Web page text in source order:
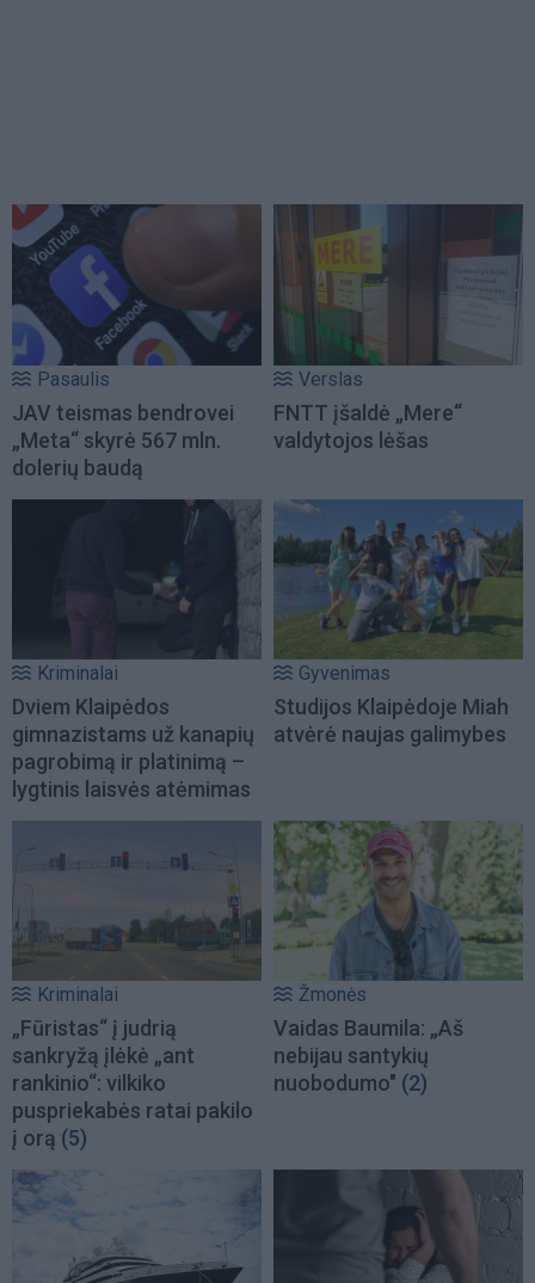
Pasaulis
JAV teismas bendrovei
„Meta“ skyrė 567 mln.
dolerių baudą
Verslas
FNTT įšaldė „Mere“
valdytojos lėšas
Kriminalai
Dviem Klaipėdos
gimnazistams už kanapių
pagrobimą ir platinimą –
lygtinis laisvės atėmimas
Gyvenimas
Studijos Klaipėdoje Miah
atvėrė naujas galimybes
Kriminalai
„Fūristas“ į judrią
sankryžą įlėkė „ant
rankinio“: vilkiko
puspriekabės ratai pakilo
į orą (5)
Žmonės
Vaidas Baumila: „Aš
nebijau santykių
nuobodumo" (2)